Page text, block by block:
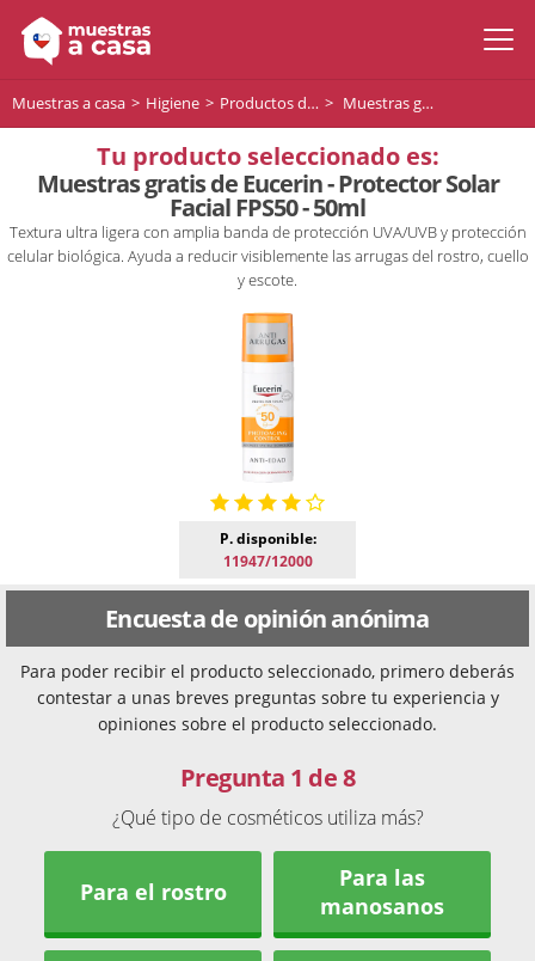
Muestras a casa Higiene Productos de higiene Muestras gratis de Eucerin - Protector Solar Facial FPS50 - 50ml
Tu producto seleccionado es:
Muestras gratis de Eucerin - Protector Solar
Facial FPS50 - 50ml
Textura ultra ligera con amplia banda de protección UVA/UVB y protección
celular biológica. Ayuda a reducir visiblemente las arrugas del rostro, cuello
y escote.
P. disponible:
11947/12000
Encuesta de opinión anónima
Para poder recibir el producto seleccionado, primero deberás
contestar a unas breves preguntas sobre tu experiencia y
opiniones sobre el producto seleccionado.
Pregunta 1 de 8
¿Qué tipo de cosméticos utiliza más?
Para el rostro
Para las
manosanos